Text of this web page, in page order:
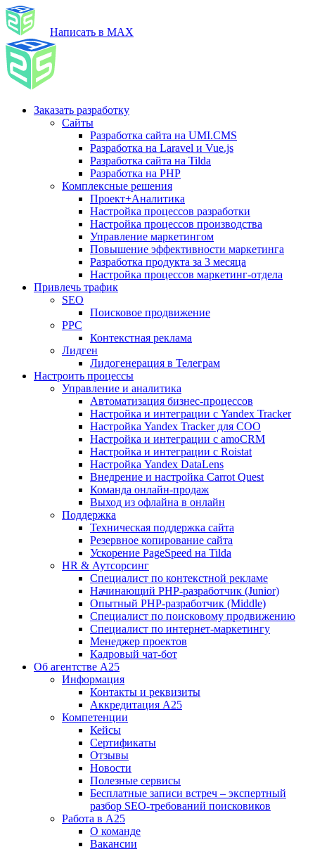
Написать в MAX
Заказать разработку
Сайты
Разработка сайта на UMI.CMS
Разработка на Laravel и Vue.js
Разработка сайта на Tilda
Разработка на PHP
Комплексные решения
Проект+Аналитика
Настройка процессов разработки
Настройка процессов производства
Управление маркетингом
Повышение эффективности маркетинга
Разработка продукта за 3 месяца
Настройка процессов маркетинг-отдела
Привлечь трафик
SEO
Поисковое продвижение
PPC
Контекстная реклама
Лидген
Лидогенерация в Телеграм
Настроить процессы
Управление и аналитика
Автоматизация бизнес-процессов
Настройка и интеграции с Yandex Tracker
Настройка Yandex Tracker для СОО
Настройка и интеграции с amoCRM
Настройка и интеграции с Roistat
Настройка Yandex DataLens
Внедрение и настройка Carrot Quest
Команда онлайн-продаж
Выход из офлайна в онлайн
Поддержка
Техническая поддержка сайта
Резервное копирование сайта
Ускорение PageSpeed на Tilda
HR & Аутсорсинг
Специалист по контекстной рекламе
Начинающий PHP-разработчик (Junior)
Опытный PHP-разработчик (Middle)
Специалист по поисковому продвижению
Специалист по интернет-маркетингу
Менеджер проектов
Кадровый чат-бот
Об агентстве А25
Информация
Контакты и реквизиты
Аккредитация А25
Компетенции
Кейсы
Сертификаты
Отзывы
Новости
Полезные сервисы
Бесплатные записи встреч – экспертный
разбор SEO-требований поисковиков
Работа в А25
О команде
Вакансии